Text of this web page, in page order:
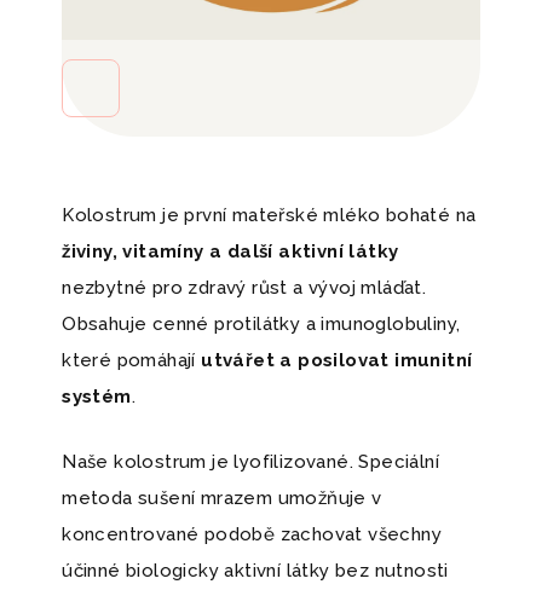
Kolostrum je první mateřské mléko bohaté na
živiny, vitamíny a další aktivní látky
nezbytné pro zdravý růst a vývoj mláďat.
Obsahuje cenné protilátky a imunoglobuliny,
které pomáhají utvářet a posilovat imunitní
systém.
Naše kolostrum je lyofilizované. Speciální
metoda sušení mrazem umožňuje v
koncentrované podobě zachovat všechny
účinné biologicky aktivní látky bez nutnosti